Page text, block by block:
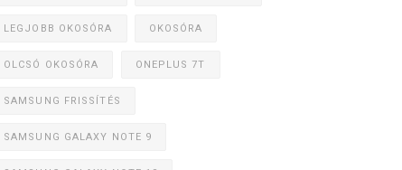
LEGJOBB OKOSÓRA OKOSÓRA
OLCSÓ OKOSÓRA ONEPLUS 7T
SAMSUNG FRISSÍTÉS
SAMSUNG GALAXY NOTE 9